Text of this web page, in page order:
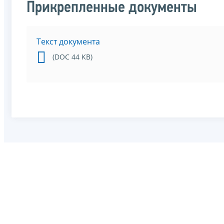
Прикрепленные документы
Текст документа
(DOC 44 KB)